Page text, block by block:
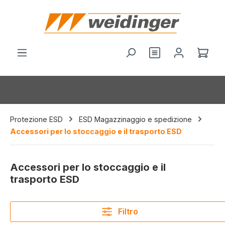
principale
Hai 0 articoliIl
Protezione ESD
ESD Magazzinaggio e spedizione
Accessori per lo stoccaggio e il trasporto ESD
Accessori per lo stoccaggio e il
trasporto ESD
Filtro